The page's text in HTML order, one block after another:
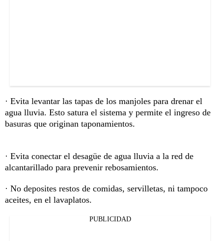
· Evita levantar las tapas de los manjoles para drenar el
agua lluvia. Esto satura el sistema y permite el ingreso de
basuras que originan taponamientos.
· Evita conectar el desagüe de agua lluvia a la red de
alcantarillado para prevenir rebosamientos.
· No deposites restos de comidas, servilletas, ni tampoco
aceites, en el lavaplatos.
PUBLICIDAD